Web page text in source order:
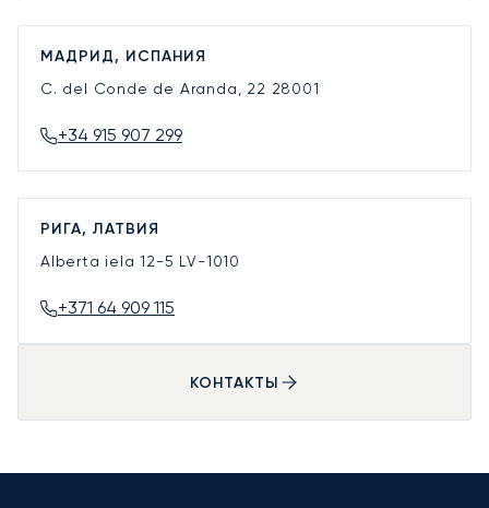
МАДРИД, ИСПАНИЯ
C. del Conde de Aranda, 22 28001
+34 915 907 299
РИГА, ЛАТВИЯ
Alberta iela 12-5 LV-1010
+371 64 909 115
КОНТАКТЫ